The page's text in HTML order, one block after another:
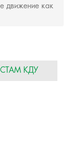
движение как
КДУ